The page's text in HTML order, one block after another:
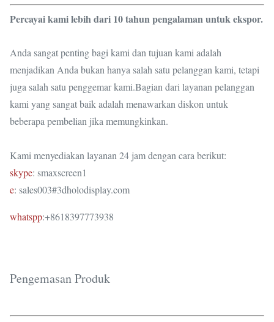
Percayai kami lebih dari 10 tahun pengalaman untuk ekspor.
Anda sangat penting bagi kami dan tujuan kami adalah
menjadikan Anda bukan hanya salah satu pelanggan kami, tetapi
juga salah satu penggemar kami.Bagian dari layanan pelanggan
kami yang sangat baik adalah menawarkan diskon untuk
beberapa pembelian jika memungkinkan.
Kami menyediakan layanan 24 jam dengan cara berikut:
skype: smaxscreen1
e: sales003#3dholodisplay.com
whatspp:+8618397773938
Pengemasan Produk